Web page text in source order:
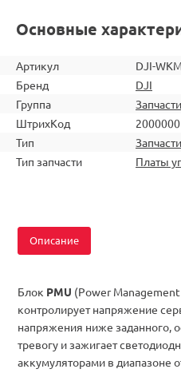
Основные
Артикул
DJI-
Бренд
DJI
Группа
ШтрихКод
Тип
Тип запчасти
Платы
Описание
Блок PMU (Power
контролирует напряжение
напряжения ниже заданного ,
тревогу и зажигает
аккумуляторами в диапазоне